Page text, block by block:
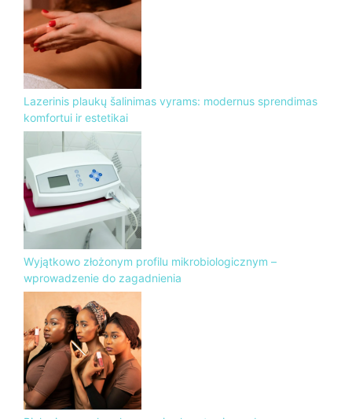
Lazerinis plaukų šalinimas vyrams: modernus sprendimas
komfortui ir estetikai
Wyjątkowo złożonym profilu mikrobiologicznym –
wprowadzenie do zagadnienia